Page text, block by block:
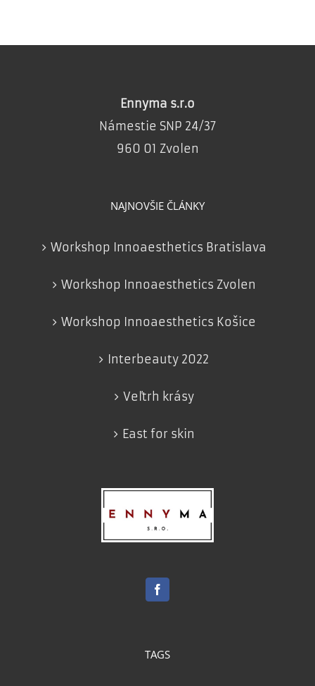
Ennyma s.r.o
Námestie SNP 24/37
960 01 Zvolen
NAJNOVŠIE ČLÁNKY
Workshop Innoaesthetics Bratislava
Workshop Innoaesthetics Zvolen
Workshop Innoaesthetics Košice
Interbeauty 2022
Veľtrh krásy
East for skin
TAGS